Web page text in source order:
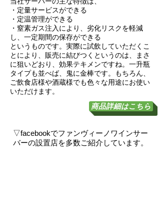
・定量サービスができる
・定温管理ができる
・窒素ガス注入により、劣化リスクを軽減
し、一定期間の保存ができる
というものです。実際に試飲していただくこ
とにより、販売に結びつくというのは、まさ
に狙いどおり、効果テキメンですね。一升瓶
タイプも並べば、鬼に金棒です。もちろん、
ご飲食店様や酒蔵様でも色々な用途にお使い
いただけます。
商品詳細はこちら
​▽facebookでファンヴィーノワインサー
バーの設置店を多数ご紹介しています。